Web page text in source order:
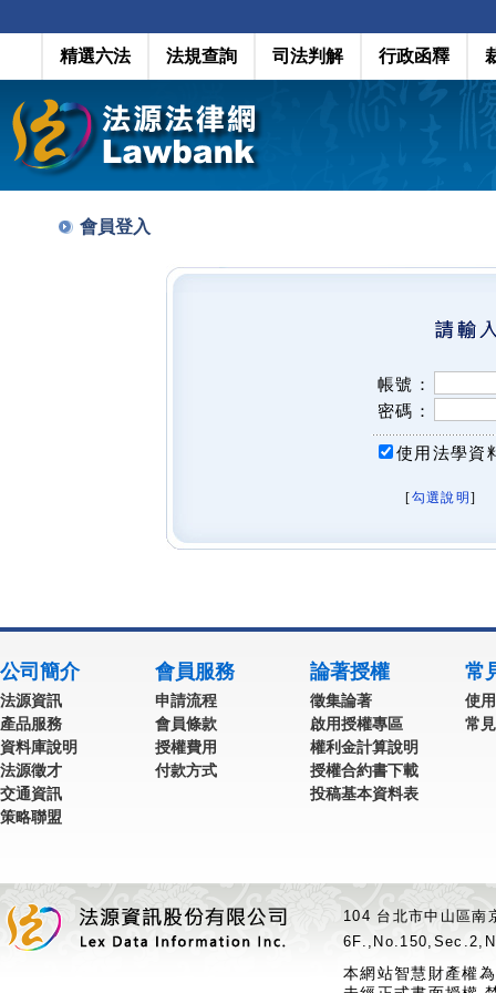
精選六法 法規查詢 司法判解 行政函釋
會員登入
帳號：
密碼：
使用法學資
[勾選說明 ]
公司簡介
法源資訊
產品服務
資料庫說明
法源徵才
交通資訊
策略聯盟
會員服務
申請流程
會員條款
授權費用
付款方式
論著授權
徵集論著
啟用授權專區
權利金計算說明
授權合約書下載
投稿基本資料表
常
使
常
104 台北市中山區
本網站智慧財產權